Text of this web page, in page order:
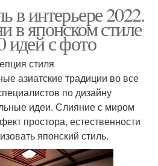
в интерьере 2022.
в японском стиле
с фото
стиля
азиатские традиции во все
по дизайну
идеи. Слияние с миром
простора, естественности
японский стиль.